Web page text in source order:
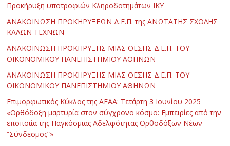
Προκήρυξη υποτροφιών Κληροδοτημάτων ΙΚΥ
ΑΝΑΚΟΙΝΩΣΗ ΠΡΟΚΗΡΥΞΕΩΝ Δ.Ε.Π. της ΑΝΩΤΑΤΗΣ ΣΧΟΛΗΣ
ΚΑΛΩΝ ΤΕΧΝΩΝ
ΑΝΑΚΟΙΝΩΣΗ ΠΡΟΚΗΡΥΞΗΣ ΜΙΑΣ ΘΕΣΗΣ Δ.Ε.Π. ΤΟΥ
ΟΙΚΟΝΟΜΙΚΟΥ ΠΑΝΕΠΙΣΤΗΜΙΟΥ ΑΘΗΝΩΝ
ΑΝΑΚΟΙΝΩΣΗ ΠΡΟΚΗΡΥΞΗΣ ΜΙΑΣ ΘΕΣΗΣ Δ.Ε.Π. ΤΟΥ
ΟΙΚΟΝΟΜΙΚΟΥ ΠΑΝΕΠΙΣΤΗΜΙΟΥ ΑΘΗΝΩΝ
Επιμορφωτικός Κύκλος της ΑΕΑΑ: Τετάρτη 3 Ιουνίου 2025
«Ορθόδοξη μαρτυρία στον σύγχρονο κόσμο: Εμπειρίες από την
εποποιία της Παγκόσμιας Αδελφότητας Ορθοδόξων Νέων
“Σύνδεσμος”»